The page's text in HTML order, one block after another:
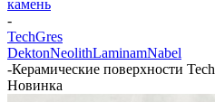
камень
-
TechGres
DektonNeolithLaminamNabel
-Керамические поверхности
Новинка